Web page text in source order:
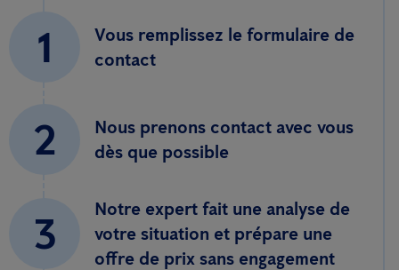
1
Vous remplissez le formulaire de
contact
2
Nous prenons contact avec vous
dès que possible
3
Notre expert fait une analyse de
votre situation et prépare une
offre de prix sans engagement